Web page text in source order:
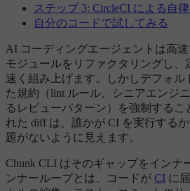
ステップ 3: CircleCI による自
自分のコードで試してみる
AI コーディングエージェントは高速
モジュールをリファクタリングし、
速く組み上げます。しかしデフォル
た規約（lint ルール、シニアエンジ
るレビューパターン）を強制するこ
れた diff は、誰かが CI を実行する
題がないように見えます。
Chunk CLI はそのギャップをインナ
ンナーループとは、コードが CI に